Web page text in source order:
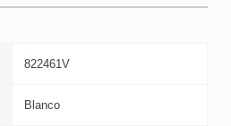
822461V
Blanco